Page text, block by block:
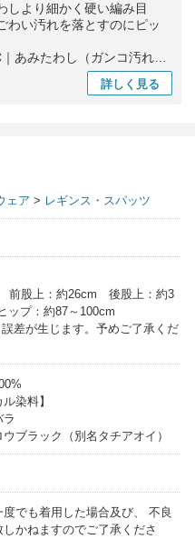
しより細かく硬い編み目
わい汚れを落とすのにピッ
あみたわし（ガンコ汚れ
器洗い ギフト
詳しく 見る
ェア > レギンス・スパッツ
前股上：約26cm 後股上：約3
プ：約87～100cm
差が生じます。予めご了承くだ
染料】
ブラック（別名タチアオイ）
でも着用した場合及び、 不良
かねますのでご了承くださ